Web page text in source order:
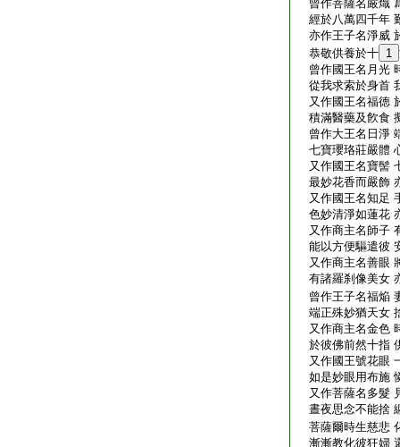
曾作菩薩名嚴熾
經於八萬四千年
亦作王子名淨威
恭敬供養於十 1
曾作國王名月光
從我求索於身首
又作國王名福徳
積滿醫藥及飮食
曾作大王名日淨
七寶瓔珞莊嚴體
又作國王名寶髻
最妙花香而嚴飾
又作國王名知足
色妙清淨如蓮花
又作商主名師子
能以方便驅遣彼
又作商主名善眼
有諸羅刹像美女
曾作王子名福焔
端正殊妙猶天女
又作商主名金色
於彼佛前然十指
又作國王號花眼
如是妙眼用布施
又作菩薩名多髮
晝夜思念不能捨
菩薩爾時生慈悲
漸漸教化彼狂婦